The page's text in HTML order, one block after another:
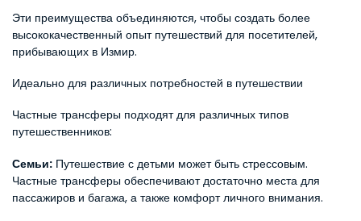
Эти преимущества объединяются, чтобы создать более
высококачественный опыт путешествий для посетителей,
прибывающих в Измир.
Идеально для различных потребностей в путешествии
Частные трансферы подходят для различных типов
путешественников:
Семьи: Путешествие с детьми может быть стрессовым.
Частные трансферы обеспечивают достаточно места для
пассажиров и багажа, а также комфорт личного внимания.